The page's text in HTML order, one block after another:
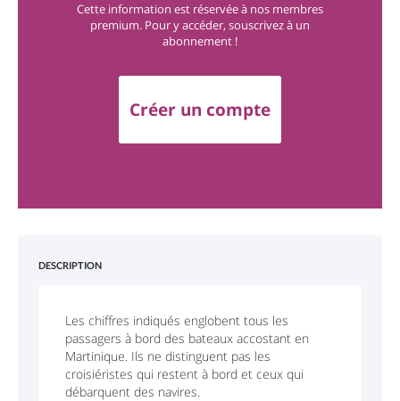
Cette information est réservée à nos membres
premium. Pour y accéder, souscrivez à un
abonnement !
Créer un compte
DESCRIPTION
Les chiffres indiqués englobent tous les
passagers à bord des bateaux accostant en
Martinique. Ils ne distinguent pas les
croisiéristes qui restent à bord et ceux qui
débarquent des navires.